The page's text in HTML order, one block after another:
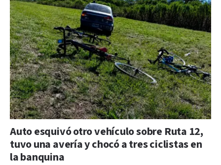
Auto esquivó otro vehículo sobre Ruta 12,
tuvo una avería y chocó a tres ciclistas en
la banquina